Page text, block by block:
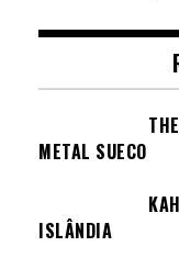
METAL SUECO
ISLÂNDIA